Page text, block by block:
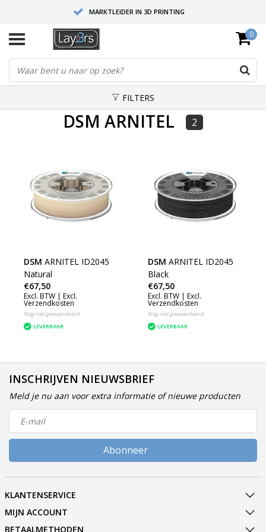
MARKTLEIDER IN 3D PRINTING
HOOGWAARDIGE SERVICE EN SUPPORT
FYSIEKE SHOWROOMS
0
FILTERS
DSM ARNITEL 2
DSM ARNITEL ID2045
Natural
€67,50
Excl. BTW | Excl.
Verzendkosten
Nog niet gewaardeerd
LEVERBAAR
DSM ARNITEL ID2045
Black
€67,50
Excl. BTW | Excl.
Verzendkosten
Nog niet gewaardeerd
LEVERBAAR
INSCHRIJVEN NIEUWSBRIEF
Meld je nu aan voor extra informatie of nieuwe producten
Abonneer
KLANTENSERVICE
MIJN ACCOUNT
BETAALMETHODEN